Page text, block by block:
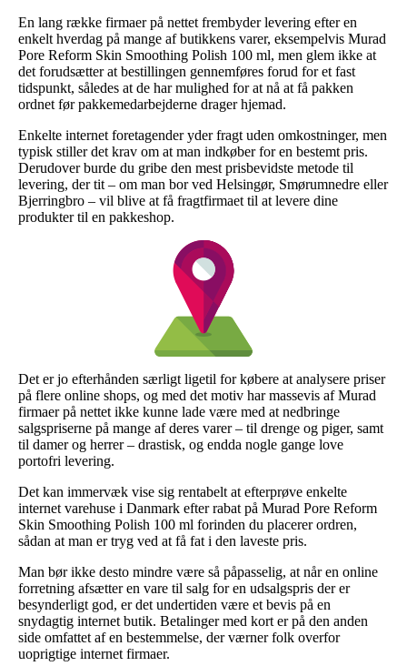
En lang række firmaer på nettet frembyder levering efter en
enkelt hverdag på mange af butikkens varer, eksempelvis Murad
Pore Reform Skin Smoothing Polish 100 ml, men glem ikke at
det forudsætter at bestillingen gennemføres forud for et fast
tidspunkt, således at de har mulighed for at nå at få pakken
ordnet før pakkemedarbejderne drager hjemad.
Enkelte internet foretagender yder fragt uden omkostninger, men
typisk stiller det krav om at man indkøber for en bestemt pris.
Derudover burde du gribe den mest prisbevidste metode til
levering, der tit – om man bor ved Helsingør, Smørumnedre eller
Bjerringbro – vil blive at få fragtfirmaet til at levere dine
produkter til en pakkeshop.
Det er jo efterhånden særligt ligetil for købere at analysere priser
på flere online shops, og med det motiv har massevis af Murad
firmaer på nettet ikke kunne lade være med at nedbringe
salgspriserne på mange af deres varer – til drenge og piger, samt
til damer og herrer – drastisk, og endda nogle gange love
portofri levering.
Det kan immervæk vise sig rentabelt at efterprøve enkelte
internet varehuse i Danmark efter rabat på Murad Pore Reform
Skin Smoothing Polish 100 ml forinden du placerer ordren,
sådan at man er tryg ved at få fat i den laveste pris.
Man bør ikke desto mindre være så påpasselig, at når en online
forretning afsætter en vare til salg for en udsalgspris der er
besynderligt god, er det undertiden være et bevis på en
snydagtig internet butik. Betalinger med kort er på den anden
side omfattet af en bestemmelse, der værner folk overfor
uoprigtige internet firmaer.